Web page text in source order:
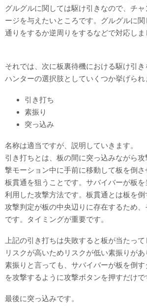
グルグルに関しては駆け引きなので、チ
ージを与えたいところです。グルグルに
通りをするか逆周りをするなどで対応しま
それでは、次に板裏待機における駆け引
ハンターの選択肢としていくつか挙げられ
引き打ち
素振り
突っ込み
名称は適当ですが、説明していきます。
引き打ちとは、板の間に突っ込みながら
撃モーション中に手前に移動して板を倒さ
板貫通を狙うことです。サバイバーが板
利用した攻撃方法です。板貫通とは板を
攻撃判定が板の中央辺りに存在するため、
です。タイミングが重要です。
上記の引き打ちは失敗すると板が当たって
リスクが高いためリスクが低い素振りがあ
素振りと言っても、サバイバーが板を倒
を攻撃するように攻撃ボタンを押すだけで
最後に突っ込みです。